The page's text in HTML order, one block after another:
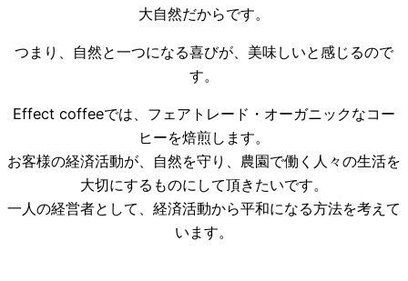
大自然だからです。
つまり、自然と一つになる喜びが、美味しいと感じるので
す。
Effect coffeeでは、フェアトレード・オーガニックなコー
ヒーを焙煎します。
お客様の経済活動が、自然を守り、農園で働く人々の生活を
大切にするものにして頂きたいです。
一人の経営者として、経済活動から平和になる方法を考えて
います。